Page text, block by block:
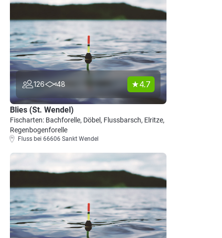
126 48 4.7
Blies (St. Wendel)
Fischarten: Bachforelle, Döbel, Flussbarsch, Elritze,
Regenbogenforelle
Fluss bei 66606 Sankt Wendel